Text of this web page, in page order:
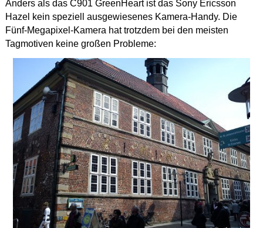
Anders als das C901 GreenHeart ist das Sony Ericsson
Hazel kein speziell ausgewiesenes Kamera-Handy. Die
Fünf-Megapixel-Kamera hat trotzdem bei den meisten
Tagmotiven keine großen Probleme: